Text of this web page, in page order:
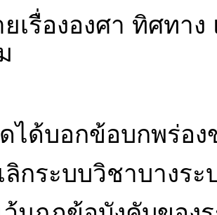
เรื่ององศา ทิศทา
ได้บอกข้อบกพร่อง
ลิกระบบวิชาบางระ